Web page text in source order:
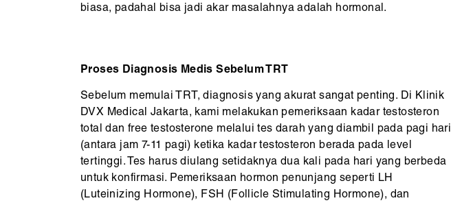
biasa, padahal bisa jadi akar masalahnya adalah hormonal.
Proses Diagnosis Medis Sebelum TRT
Sebelum memulai TRT, diagnosis yang akurat sangat penting. Di Klinik
DVX Medical Jakarta, kami melakukan pemeriksaan kadar testosteron
total dan free testosterone melalui tes darah yang diambil pada pagi hari
(antara jam 7-11 pagi) ketika kadar testosteron berada pada level
tertinggi. Tes harus diulang setidaknya dua kali pada hari yang berbeda
untuk konfirmasi. Pemeriksaan hormon penunjang seperti LH
(Luteinizing Hormone), FSH (Follicle Stimulating Hormone), dan